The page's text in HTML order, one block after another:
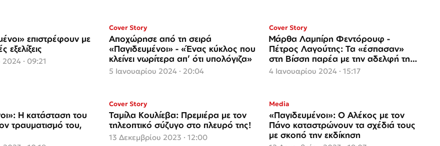
επιστρέφουν με
εξελίξεις
· 09:21
Cover Story
Αποχώρησε από τη σειρά
«Παγιδευμένοι» - «Ένας κύκλος που
κλείνει νωρίτερα απ’ ότι υπολόγιζα»
5 Ιανουαρίου 2024 · 20:04
Cover Story
Μάρθα Λαμπίρη Φεντόρουφ -
Πέτρος Λαγούτης: Τα «έσπασαν»
στη Βίσση παρέα με την αδελφή της
ηθοποιού
4 Ιανουαρίου 2024 · 15:17
Η κατάσταση του
τραυματισμό του,
Cover Story
Ταμίλα Κουλίεβα: Πρεμιέρα με τον
τηλεοπτικό σύζυγο στο πλευρό της!
13 Δεκεμβρίου 2023 · 12:00
Media
«Παγιδευμένοι»: Ο Αλέκος με τον
Πάνο καταστρώνουν τα σχέδιά τους
με σκοπό την εκδίκηση